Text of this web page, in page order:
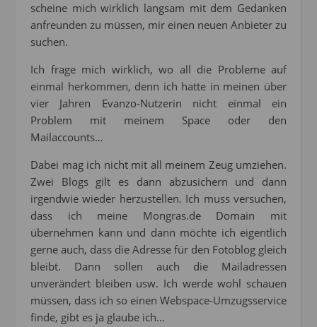
scheine mich wirklich langsam mit dem Gedanken
anfreunden zu müssen, mir einen neuen Anbieter zu
suchen.
Ich frage mich wirklich, wo all die Probleme auf
einmal herkommen, denn ich hatte in meinen über
vier Jahren Evanzo-Nutzerin nicht einmal ein
Problem mit meinem Space oder den
Mailaccounts…
Dabei mag ich nicht mit all meinem Zeug umziehen.
Zwei Blogs gilt es dann abzusichern und dann
irgendwie wieder herzustellen. Ich muss versuchen,
dass ich meine Mongras.de Domain mit
übernehmen kann und dann möchte ich eigentlich
gerne auch, dass die Adresse für den Fotoblog gleich
bleibt. Dann sollen auch die Mailadressen
unverändert bleiben usw. Ich werde wohl schauen
müssen, dass ich so einen Webspace-Umzugsservice
finde, gibt es ja glaube ich…